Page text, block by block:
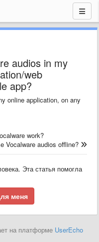
audios in my
web
app?
online application, on any
work?
Vocalware audios offline?
Эта статья помогла
меня
на платформе UserEcho